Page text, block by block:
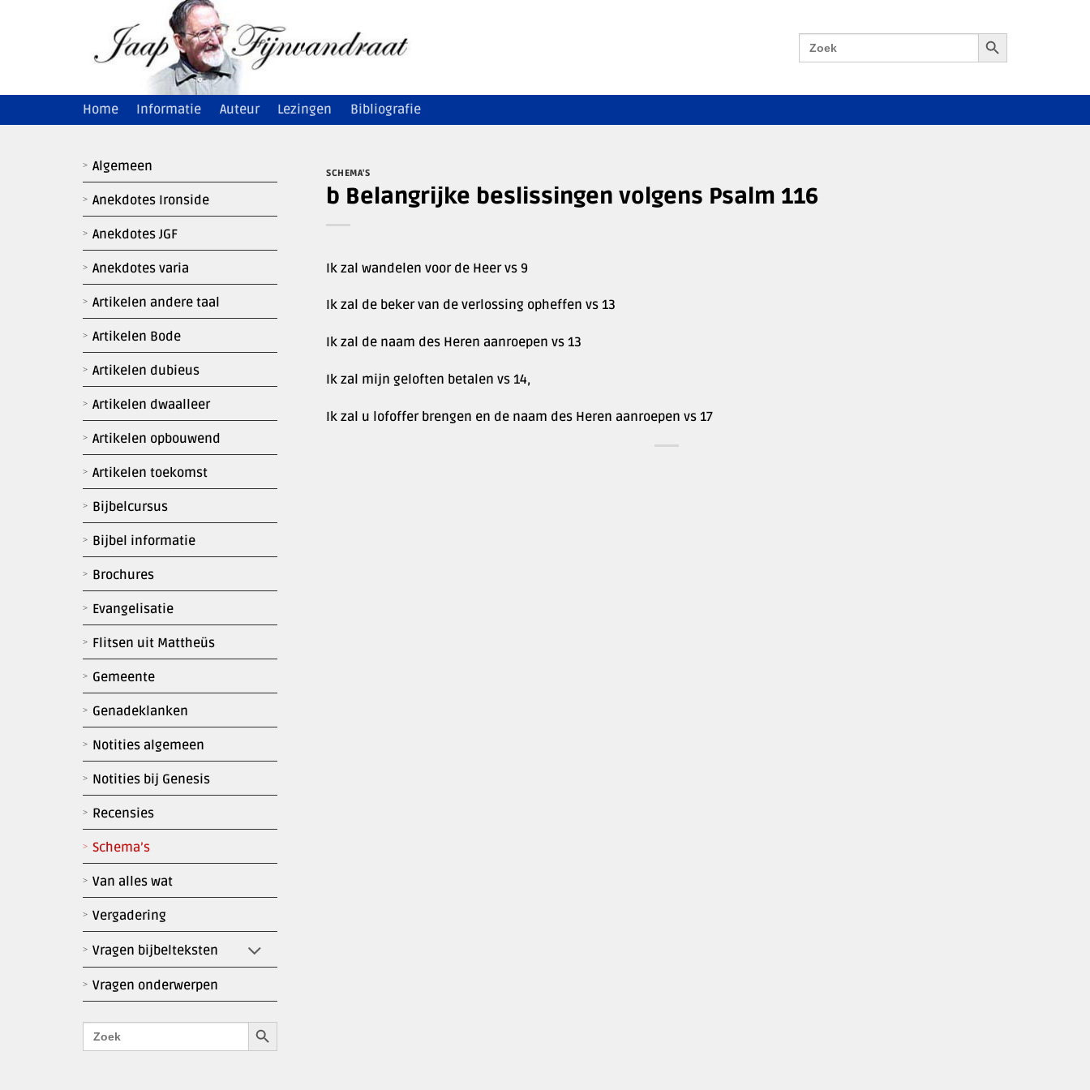
Zoek
naar:
Zoekknop
Home Informatie Auteur Lezingen Bibliografie
Algemeen
Anekdotes Ironside
Anekdotes JGF
Anekdotes varia
Artikelen andere taal
Artikelen Bode
Artikelen dubieus
Artikelen dwaalleer
Artikelen opbouwend
Artikelen toekomst
Bijbelcursus
Bijbel informatie
Brochures
Evangelisatie
Flitsen uit Mattheüs
Gemeente
Genadeklanken
Notities algemeen
Notities bij Genesis
Recensies
Schema’s
Van alles wat
Vergadering
Vragen bijbelteksten
Vragen onderwerpen
Zoek
naar:
Zoekknop
SCHEMA'S
b Belangrijke beslissingen volgens Psalm 116
Ik zal wandelen voor de Heer vs 9
Ik zal de beker van de verlossing opheffen vs 13
Ik zal de naam des Heren aanroepen vs 13
Ik zal mijn geloften betalen vs 14,
Ik zal u lofoffer brengen en de naam des Heren aanroepen vs 17